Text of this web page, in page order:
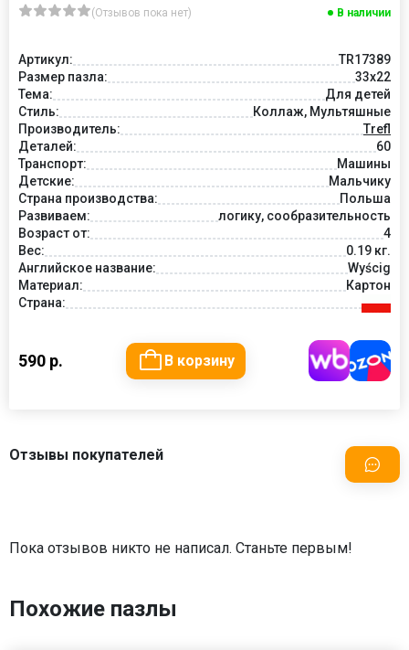
(Отзывов пока нет) В наличии
Артикул:
TR17389
Размер пазла:
33x22
Тема:
Для детей
Стиль:
Коллаж, Мультяшные
Производитель:
Trefl
Деталей:
60
Транспорт:
Машины
Детские:
Мальчику
Страна производства:
Польша
Развиваем:
логику, сообразительность
Возраст от:
4
Вес:
0.19 кг.
Английское название:
Wyścig
Материал:
Картон
Страна:
590 р. В корзину
Отзывы покупателей
Пока отзывов никто не написал. Станьте первым!
Похожие пазлы